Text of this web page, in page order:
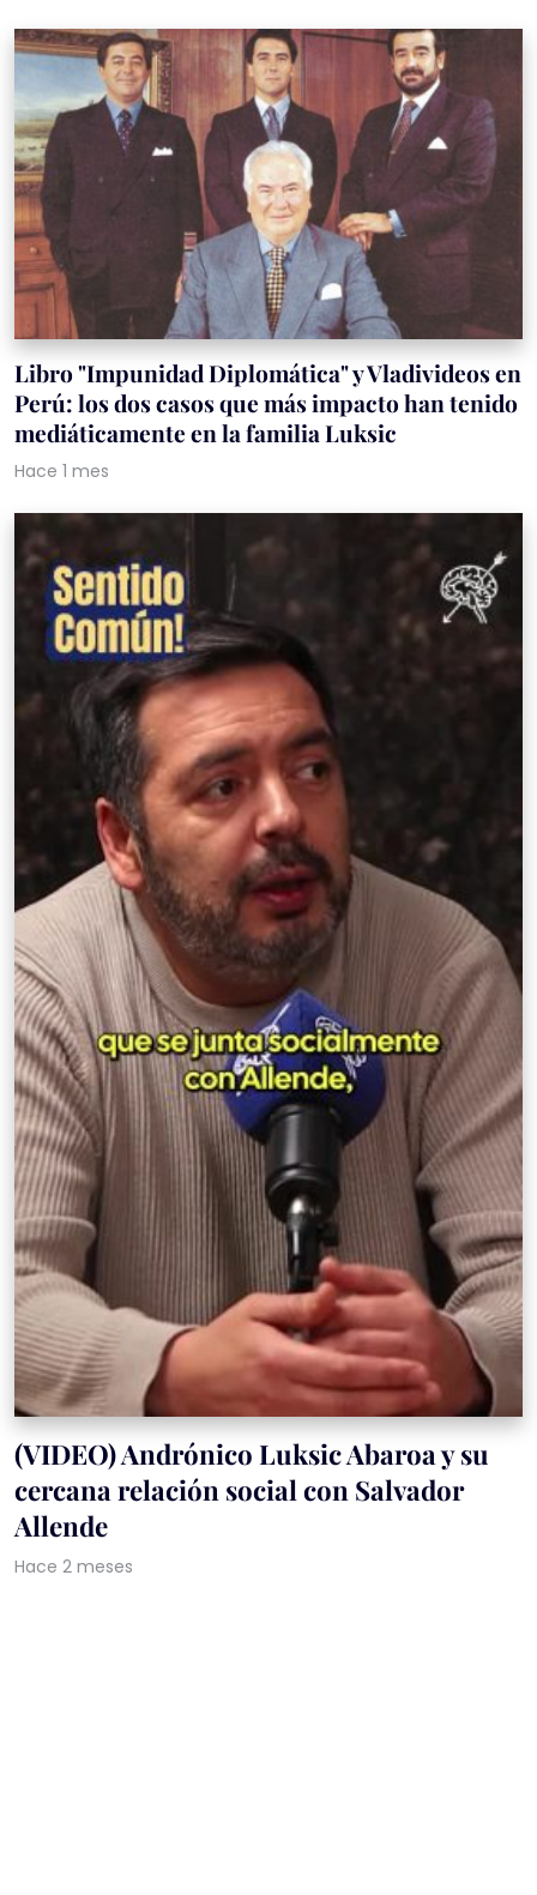
Libro "Impunidad Diplomática" y Vladivideos en
Perú: los dos casos que más impacto han tenido
mediáticamente en la familia Luksic
Hace 1 mes
(VIDEO) Andrónico Luksic Abaroa y su
cercana relación social con Salvador
Allende
Hace 2 meses